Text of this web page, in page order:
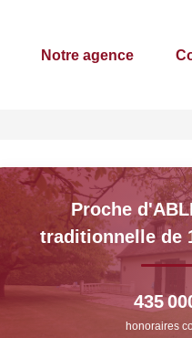
Notre agence
Proche
traditionnelle de
435
honoraires